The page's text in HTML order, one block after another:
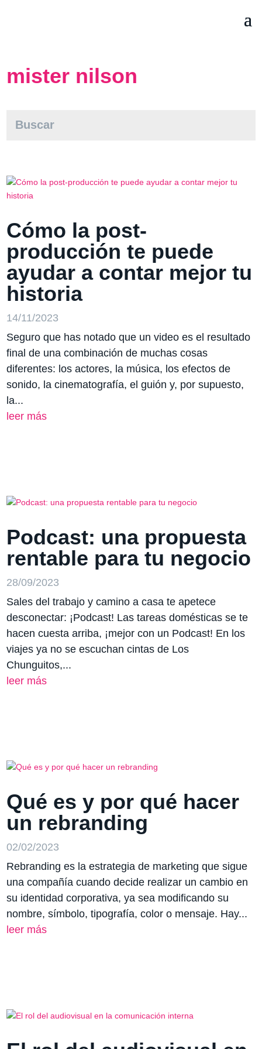
mister nilson
Cómo la post-
producción te puede
ayudar a contar mejor tu
historia
14/11/2023
Seguro que has notado que un video es el resultado
final de una combinación de muchas cosas
diferentes: los actores, la música, los efectos de
sonido, la cinematografía, el guión y, por supuesto,
la...
leer más
Podcast: una propuesta
rentable para tu negocio
28/09/2023
Sales del trabajo y camino a casa te apetece
desconectar: ¡Podcast! Las tareas domésticas se te
hacen cuesta arriba, ¡mejor con un Podcast! En los
viajes ya no se escuchan cintas de Los
Chunguitos,...
leer más
Qué es y por qué hacer
un rebranding
02/02/2023
Rebranding es la estrategia de marketing que sigue
una compañía cuando decide realizar un cambio en
su identidad corporativa, ya sea modificando su
nombre, símbolo, tipografía, color o mensaje. Hay...
leer más